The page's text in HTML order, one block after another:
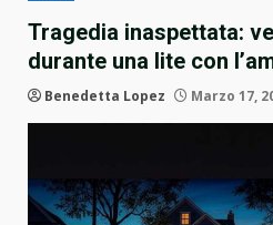
Tragedia inaspettata:
durante una lite con
Benedetta Lopez Marzo 17,